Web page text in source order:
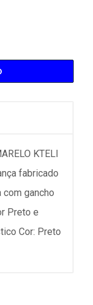
KTELI
fabricado
gancho
Preto e
Cor: Preto